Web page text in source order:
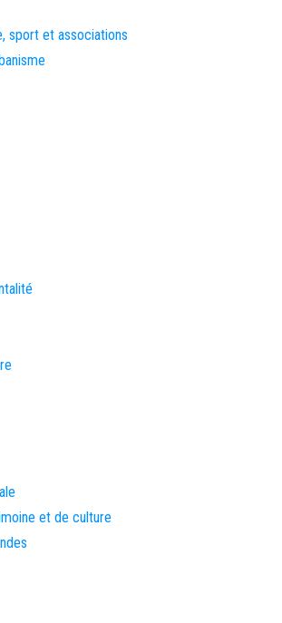
sport et associations
et de culture